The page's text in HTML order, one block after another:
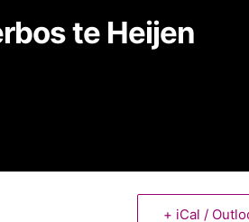
te Heijen
+ iCal /